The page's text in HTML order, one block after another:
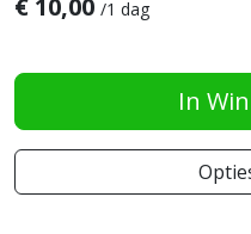
€ 10,00 /1 dag
In